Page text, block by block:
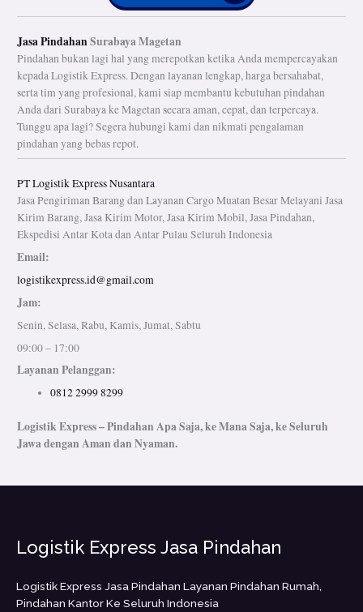
Jasa PindahanSurabaya Magetan
Pindahan bukan lagi hal yang merepotkan ketika Anda mempercayakan
kepada Logistik Express. Dengan layanan lengkap, harga bersahabat,
serta tim yang profesional, kami siap membantu kebutuhan pindahan
Anda dari Surabaya ke Magetan secara aman, cepat, dan terpercaya.
Tunggu apa lagi? Segera hubungi kami dan nikmati pengalaman
pindahan yang bebas repot.
PT Logistik Express Nusantara
Jasa Pengiriman Barang dan Layanan Cargo Muatan Besar Melayani Jasa
Kirim Barang, Jasa Kirim Motor, Jasa Kirim Mobil, Jasa Pindahan,
Ekspedisi Antar Kota dan Antar Pulau Seluruh Indonesia
Email:
logistikexpress.id@gmail.com
Jam:
Senin, Selasa, Rabu, Kamis, Jumat, Sabtu
09:00 – 17:00
Layanan Pelanggan:
0812 2999 8299
Logistik Express – Pindahan Apa Saja, ke Mana Saja, ke Seluruh
Jawa dengan Aman dan Nyaman.
Logistik Express Jasa Pindahan
Logistik Express Jasa Pindahan Layanan Pindahan Rumah,
Pindahan Kantor Ke Seluruh Indonesia